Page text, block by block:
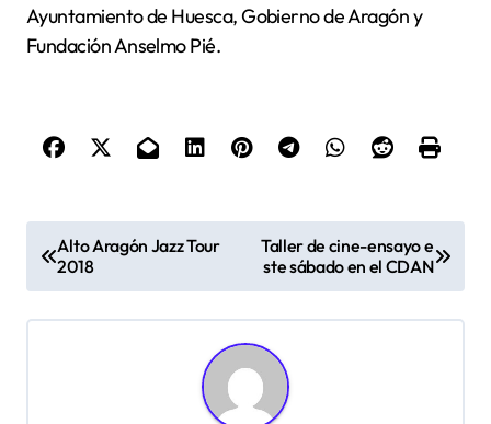
Ayuntamiento de Huesca, Gobierno de Aragón y
Fundación Anselmo Pié.
v
Alto Aragón Jazz Tour
2018
Taller de cine-ensayo e
ste sábado en el CDAN